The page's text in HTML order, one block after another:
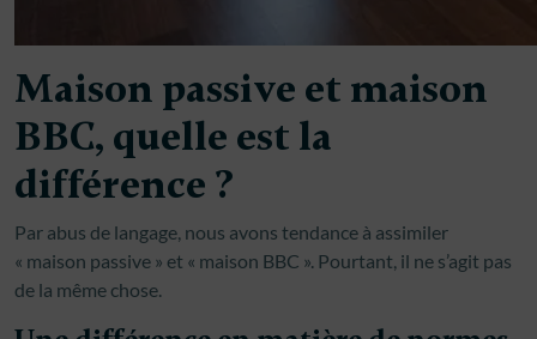
Maison passive et maison
BBC, quelle est la
différence ?
Par abus de langage, nous avons tendance à assimiler
« maison passive » et « maison BBC ». Pourtant, il ne s’agit pas
de la même chose.